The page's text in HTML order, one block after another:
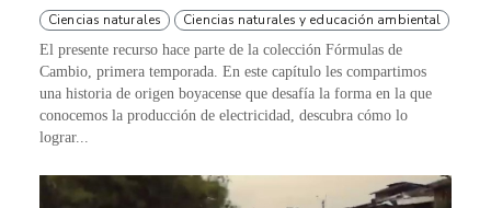
Ciencias naturales Ciencias naturales y educación ambiental
El presente recurso hace parte de la colección Fórmulas de
Cambio, primera temporada. En este capítulo les compartimos
una historia de origen boyacense que desafía la forma en la que
conocemos la producción de electricidad, descubra cómo lo
lograr...